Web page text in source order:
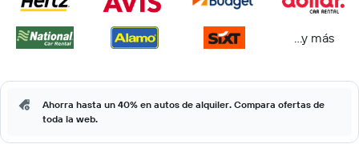
...y más
Ahorra hasta un 40% en autos de alquiler. Compara ofertas de
toda la web.